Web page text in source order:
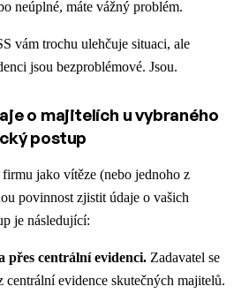
neúplné, máte vážný problém.
vám trochu ulehčuje situaci, ale
jsou bezproblémové. Jsou.
o majitelích u vybraného
postup
jako vítěze (nebo jednoho z
povinnost zjistit údaje o vašich
je následující:
centrální evidenci. Zadavatel se
evidence skutečných majitelů.